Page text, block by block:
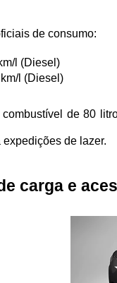
de consumo:
l (Diesel)
l (Diesel)
de 80
de lazer.
carga e